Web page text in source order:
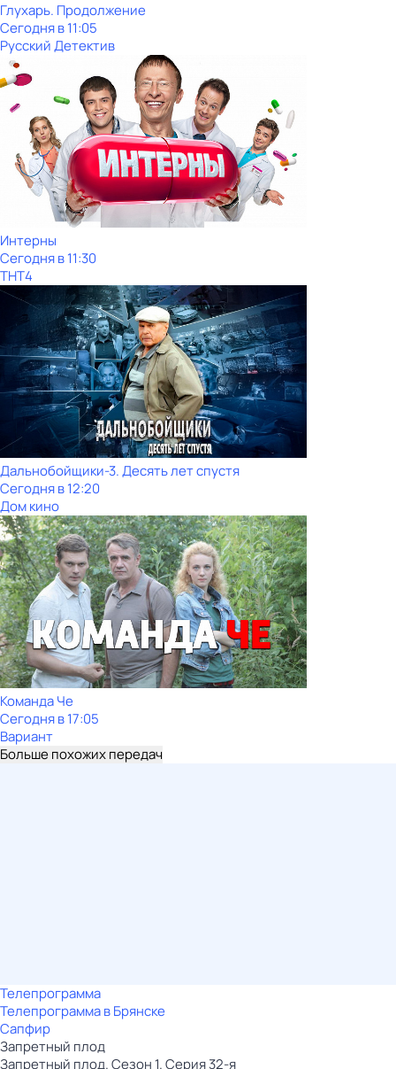
Глухарь. Продолжение
Сегодня в 11:05
Русский Детектив
Интерны
Сегодня в 11:30
ТНТ4
Дальнобойщики-3. Десять лет спустя
Сегодня в 12:20
Дом кино
Команда Че
Сегодня в 17:05
Вариант
Больше похожих передач
Телепрограмма
Телепрограмма в Брянске
Сапфир
Запретный плод
Запретный плод. Сезон 1. Серия 32-я